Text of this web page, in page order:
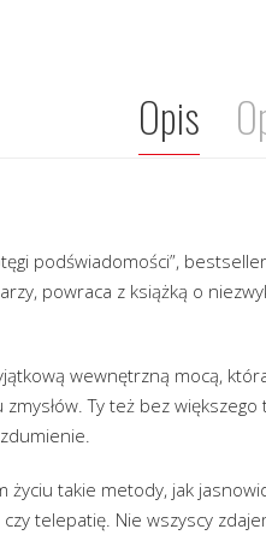
Opis
podświadomości”,
powraca z książką o
wewnętrzną mocą,
Ty też bez
życiu takie metody, jak
telepatię. Nie wszyscy